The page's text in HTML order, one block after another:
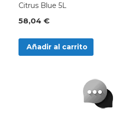
Citrus Blue 5L
58,04 €
Añadir al carrito